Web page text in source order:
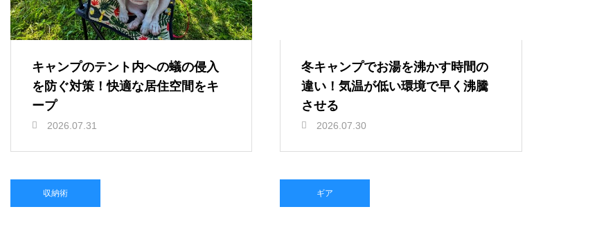
キャンプのテント内への蟻の侵入
を防ぐ対策！快適な居住空間をキ
ープ
2026.07.31
冬キャンプでお湯を沸かす時間の
違い！気温が低い環境で早く沸騰
させる
2026.07.30
収納術 ギア